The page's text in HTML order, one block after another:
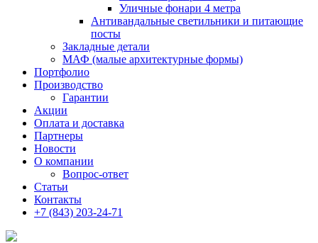
Уличные фонари 4 метра
Антивандальные светильники и питающие
посты
Закладные детали
МАФ (малые архитектурные формы)
Портфолио
Производство
Гарантии
Акции
Оплата и доставка
Партнеры
Новости
О компании
Вопрос-ответ
Статьи
Контакты
+7 (843) 203-24-71